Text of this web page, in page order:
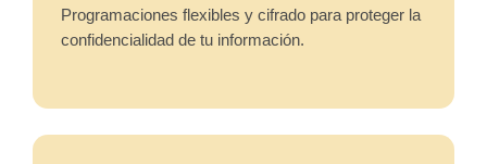
Programaciones flexibles y cifrado para proteger la
confidencialidad de tu información.